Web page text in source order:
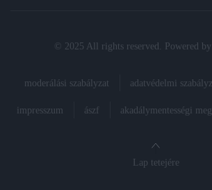
© 2025 All rights reserved. Powered by
moderálási szabályzat adatvédelmi
impresszum ászf akadálymentességi
Lap tetejére